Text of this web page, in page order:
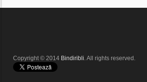
Copyright © 2014 Bindiribli. All rights reserved.